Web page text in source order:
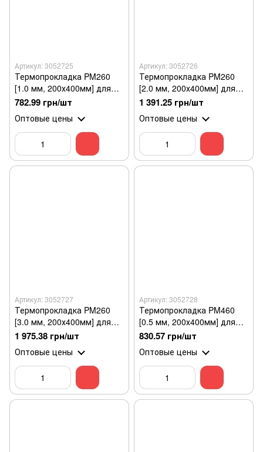
Артикул: 3052725
Термопрокладка PM260
[1.0 мм, 200х400мм] для
процессора
782.99 грн/шт
Оптовые цены
Артикул: 3052726
Термопрокладка PM260
[2.0 мм, 200х400мм] для
процессора
1 391.25 грн/шт
Оптовые цены
Артикул: 3052727
Термопрокладка PM260
[3.0 мм, 200х400мм] для
процессора
1 975.38 грн/шт
Оптовые цены
Артикул: 3052728
Термопрокладка PM460
[0.5 мм, 200х400мм] для
процессора
830.57 грн/шт
Оптовые цены